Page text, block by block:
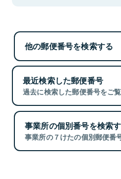
他の郵便番号を検索する
最近検索した郵便番号
過去に検索した郵便番号をご
事業所の個別番号を検索
事業所の７けたの個別郵便番